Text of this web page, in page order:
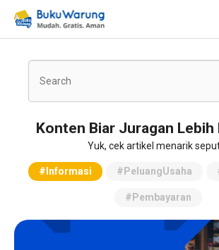
Konten Biar Juragan
Yuk, cek artikel menarik
#Informasi #PeluangUsaha
#Pembayaran